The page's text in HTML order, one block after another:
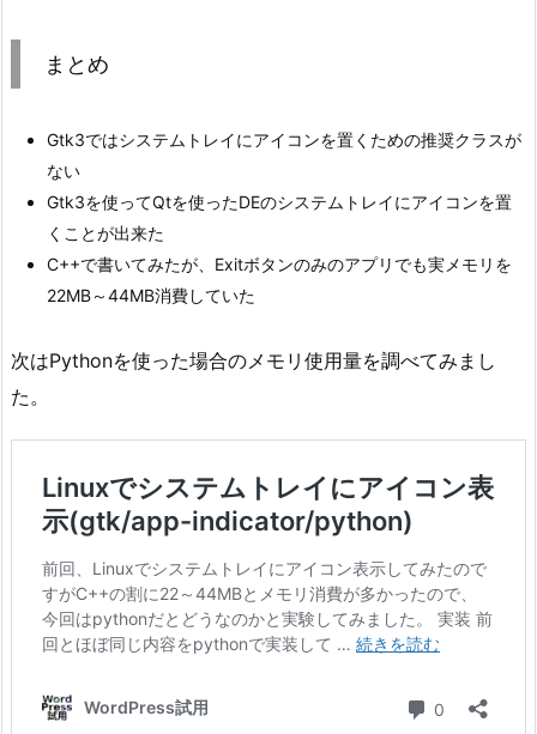
まとめ
Gtk3ではシステムトレイにアイコンを置くための推奨クラスが
ない
Gtk3を使ってQtを使ったDEのシステムトレイにアイコンを置
くことが出来た
C++で書いてみたが、Exitボタンのみのアプリでも実メモリを
22MB～44MB消費していた
次はPythonを使った場合のメモリ使用量を調べてみまし
た。